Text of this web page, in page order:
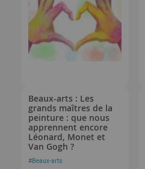
Beaux-arts : Les
grands maîtres de la
peinture : que nous
apprennent encore
Léonard, Monet et
Van Gogh ?
#Beaux-arts